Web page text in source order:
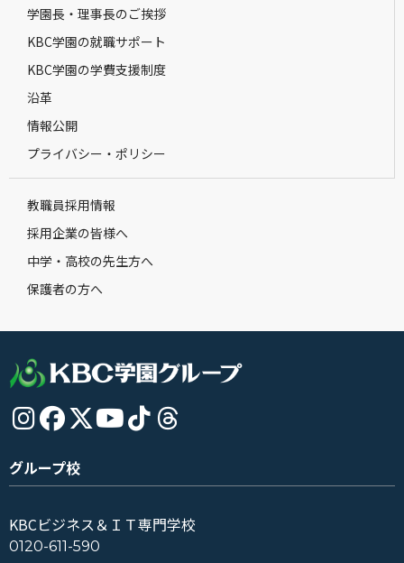
学園長・理事長のご挨拶
KBC学園の就職サポート
KBC学園の学費支援制度
沿革
情報公開
プライバシー・ポリシー
教職員採用情報
採用企業の皆様へ
中学・高校の先生方へ
保護者の方へ
グループ校
KBCビジネス＆ＩＴ専門学校
0120-611-590